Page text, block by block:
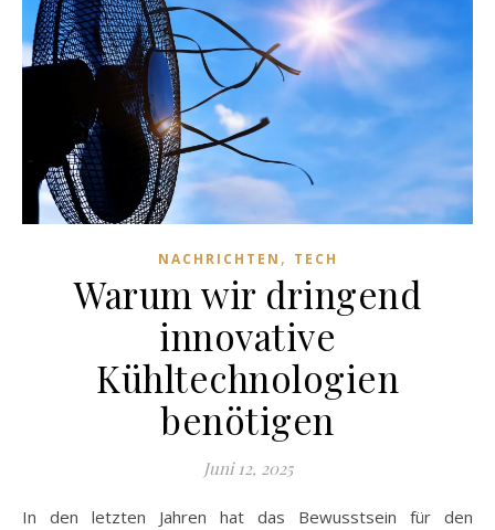
NACHRICHTEN , TECH
Warum wir dringend
innovative
Kühltechnologien
benötigen
Juni 12, 2025
In den letzten Jahren hat das Bewusstsein für den